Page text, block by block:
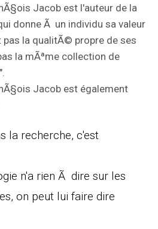
Jacob est l'auteur de la
donne Ã un individu sa valeur
la qualitÃ© propre de ses
la mÃªme collection de
Jacob est également
la recherche, c'est
n'a rien Ã dire sur les
on peut lui faire dire